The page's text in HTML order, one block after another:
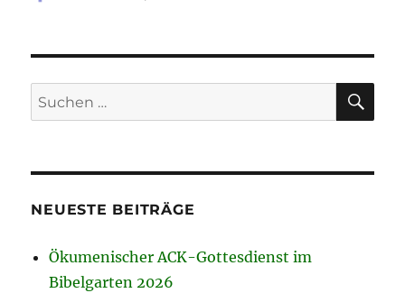
Suchen
nach:
NEUESTE BEITRÄGE
Ökumenischer ACK-Gottesdienst im
Bibelgarten 2026